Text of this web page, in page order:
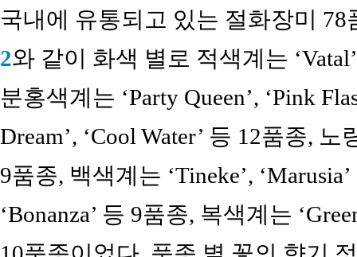
국내에 유통되고 있는 절화장미 78
2와 같이 화색 별로 적색계는
분홍색계는 ‘Party Queen’, ‘Pink
Dream’, ‘Cool Water’ 등 12품종,
9품종, 백색계는 ‘Tineke’,
‘Bonanza’ 등 9품종, 복색계는